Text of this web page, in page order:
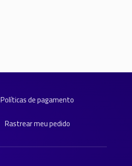
Políticas de pagamento
Rastrear meu pedido